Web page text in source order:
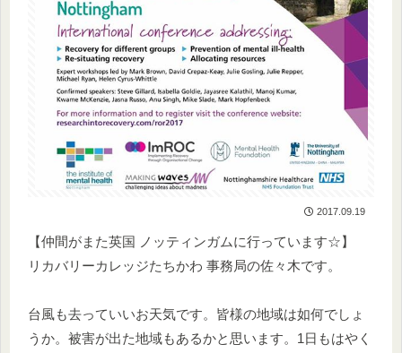
2017.09.19
【仲間がまた英国 ノッティンガムに行っています☆】
リカバリーカレッジたちかわ 事務局の佐々木です。
台風も去っていいお天気です。皆様の地域は如何でしょ
うか。被害が出た地域もあるかと思います。1日もはやく